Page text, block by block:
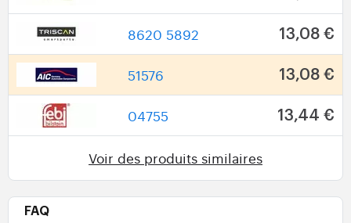
8620 5892 13,08 €
51576 13,08 €
04755 13,44 €
Voir des produits similaires
FAQ